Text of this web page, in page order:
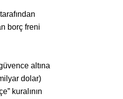
borç freni
altına
dolar)
kuralının